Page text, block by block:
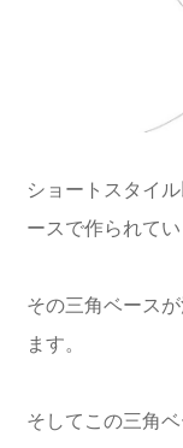
ショートスタイ
ースで作られてい
その三角ベース
ます。
そしてこの三角